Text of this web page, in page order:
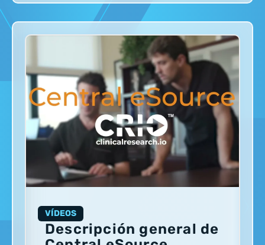
VÍDEOS
Descripción general de